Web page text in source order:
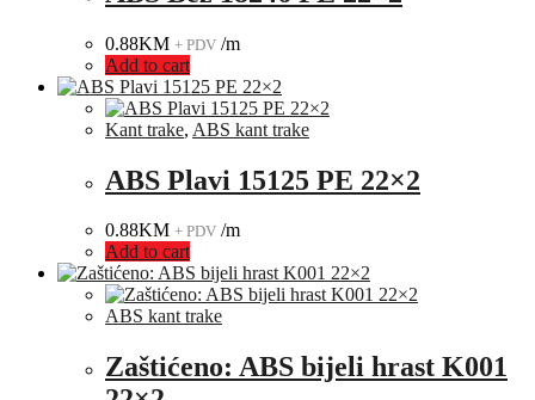
0.88KM + PDV /m
Add to cart
Kant trake, ABS kant trake
ABS Plavi 15125 PE 22×2
0.88KM + PDV /m
Add to cart
ABS kant trake
Zaštićeno: ABS bijeli hrast K001